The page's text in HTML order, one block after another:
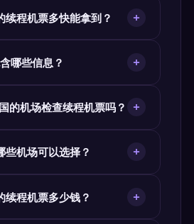
预订，并非伪造文件。航空公
可验证的航班预订作为续程证
程机票多快能拿到？
最近的机场、目的地、旅行
即可立即下载PDF——无需注
哪些信息？
发的信息、目的地机场、旅行
、航班号、订座编号
级和二维码。航空公司和边检要
覆盖。
的机场检查续程机票吗？
证明，因为若承运的乘客被拒
面临罚款。没有续程机票，您
机场可以选择？
(DMK), Phuket (HKT)。在
票时，请选择距离Phuket最
程机票多少钱？